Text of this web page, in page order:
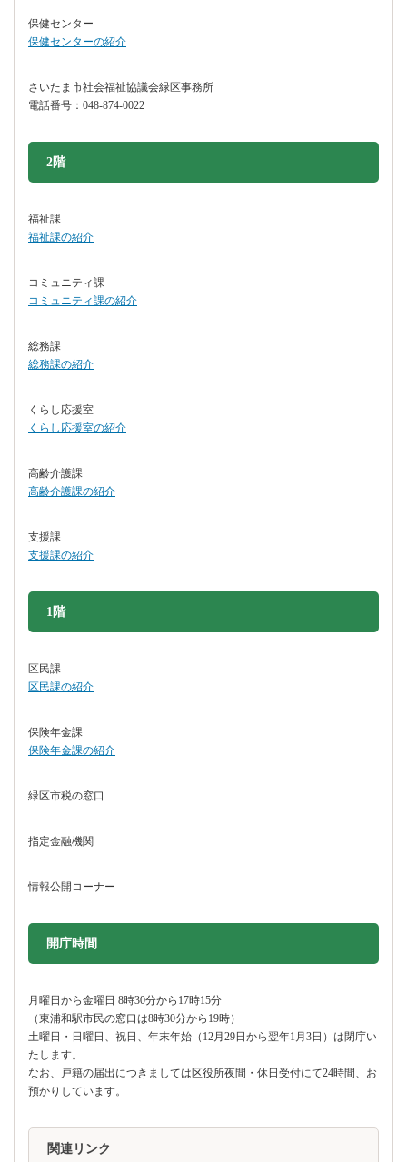
保健センター
保健センターの紹介
さいたま市社会福祉協議会緑区事務所
電話番号：048-874-0022
2階
福祉課
福祉課の紹介
コミュニティ課
コミュニティ課の紹介
総務課
総務課の紹介
くらし応援室
くらし応援室の紹介
高齢介護課
高齢介護課の紹介
支援課
支援課の紹介
1階
区民課
区民課の紹介
保険年金課
保険年金課の紹介
緑区市税の窓口
指定金融機関
情報公開コーナー
開庁時間
月曜日から金曜日 8時30分から17時15分
（東浦和駅市民の窓口は8時30分から19時）
土曜日・日曜日、祝日、年末年始（12月29日から翌年1月3日）は閉庁い
たします。
なお、戸籍の届出につきましては区役所夜間・休日受付にて24時間、お
預かりしています。
関連リンク